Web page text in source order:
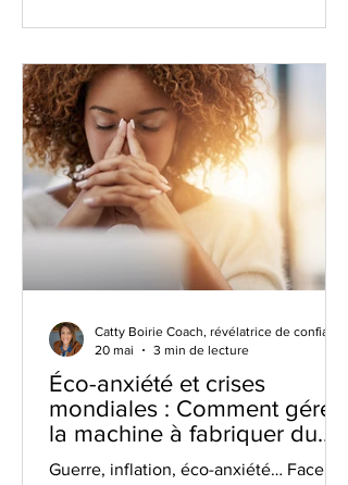
coaching et la gestion des émotions, à
déconstruire ces freins. Écoutez mon
interview sur RCF Puy-de-Dôme et
retrouvez mes clés sur cattyboirie.fr
Éco-anxiété et crises
mondiales : Comment gérer
la machine à fabriquer du
stress ?
Guerre, inflation, éco-anxiété… Face
20 mai
3 min de lecture